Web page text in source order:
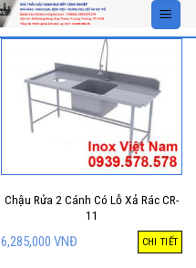
Chậu Rửa 2 Cánh Có Lỗ Xả Rác CR-
11
6,285,000 VNĐ CHI TIẾT